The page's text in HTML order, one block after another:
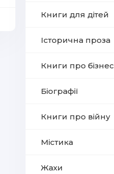
Книги для дітей
Історична проза
Книги про бізнес
Біографії
Книги про війну
Містика
Жахи